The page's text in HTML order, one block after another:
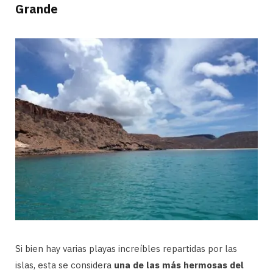
Grande
Si bien hay varias playas increíbles repartidas por las
islas, esta se considera una de las más hermosas del